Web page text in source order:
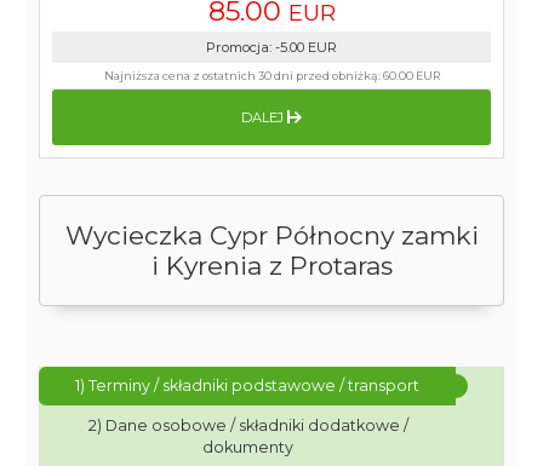
Wycieczka Cypr Północny zamki
i Kyrenia z Protaras
1) Terminy / składniki podstawowe / transport
2) Dane osobowe / składniki dodatkowe /
dokumenty
85.00 EUR
Promocja: -5.00 EUR
Najniższa cena z ostatnich 30 dni przed obniżką:60.00 EUR
DALEJ